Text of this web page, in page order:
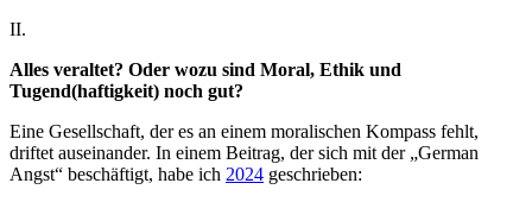
II.
Alles veraltet? Oder wozu sind Moral, Ethik und
Tugend(haftigkeit) noch gut?
Eine Gesellschaft, der es an einem moralischen Kompass fehlt,
driftet auseinander. In einem Beitrag, der sich mit der „German
Angst“ beschäftigt, habe ich 2024 geschrieben: